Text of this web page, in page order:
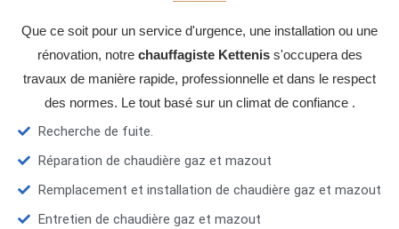
Que ce soit pour un service d'urgence, une installation ou une
rénovation, notre chauffagiste Ketteniss'occupera des
travaux de manière rapide, professionnelle et dans le respect
des normes. Le tout basé sur un climat de confiance .
Recherche de fuite.
Réparation de chaudière gaz et mazout
Remplacement et installation de chaudière gaz et mazout
Entretien de chaudière gaz et mazout